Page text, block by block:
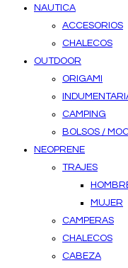
NAUTICA
ACCESORIOS
CHALECOS
OUTDOOR
ORIGAMI
CAMPING
BOLSOS /
NEOPRENE
TRAJES
MUJER
CAMPERAS
CHALECOS
CABEZA